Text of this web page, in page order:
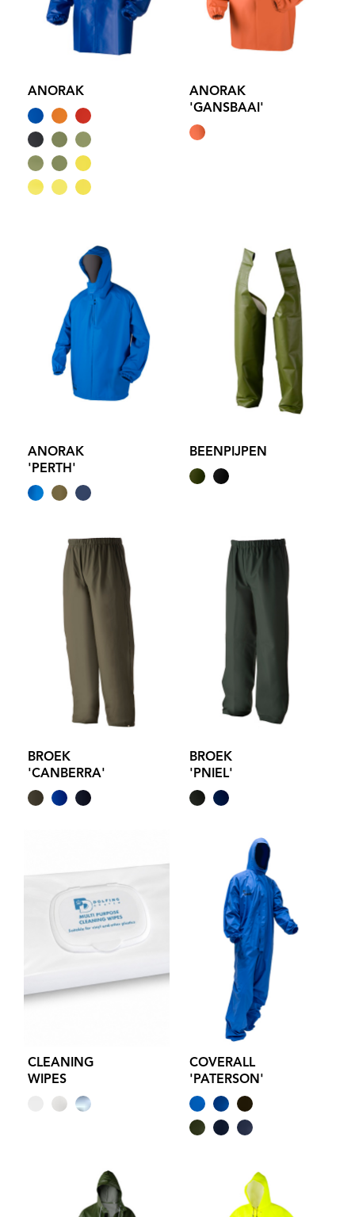
ANORAK
ANORAK
'GANSBAAI'
ANORAK
'PERTH'
BEENPIJPEN
BROEK
'CANBERRA'
BROEK
'PNIEL'
CLEANING
WIPES
COVERALL
'PATERSON'